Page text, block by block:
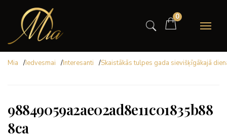
0
Mia /Iedvesmai /Interesanti /Skaistākās tulpes gada sievišķīgākajā
98849059a2ae02ad8e11c01835b88
8ca